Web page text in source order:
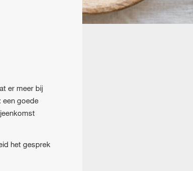
er meer bij
een goede
het gesprek